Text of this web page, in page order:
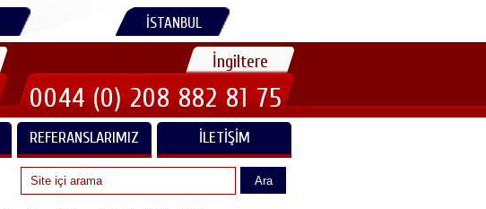
İSTANBUL
İngiltere
0044 (0) 208 882 81 75
REFERANSLARIMIZ İLETIŞIM
Ara